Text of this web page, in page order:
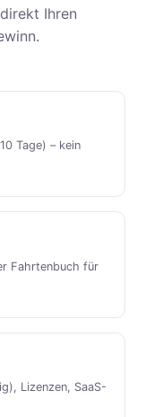
Ihren
Tage) – kein
Fahrtenbuch für
Lizenzen, SaaS-